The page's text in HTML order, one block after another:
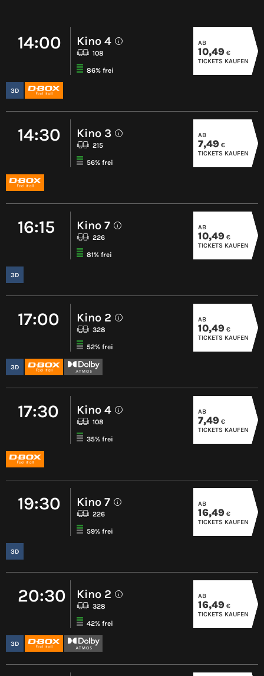
14:00 Kino 4 i
108
86% frei
3D
AB
10,49 €
TICKETS KAUFEN
14:30 Kino 3 i
215
56% frei
AB
7,49 €
TICKETS KAUFEN
16:15 Kino 7 i
226
81% frei
3D
AB
10,49 €
TICKETS KAUFEN
17:00 Kino 2 i
328
52% frei
3D
AB
10,49 €
TICKETS KAUFEN
17:30 Kino 4 i
108
35% frei
AB
7,49 €
TICKETS KAUFEN
19:30 Kino 7 i
226
59% frei
3D
AB
16,49 €
TICKETS KAUFEN
20:30 Kino 2 i
328
42% frei
3D
AB
16,49 €
TICKETS KAUFEN